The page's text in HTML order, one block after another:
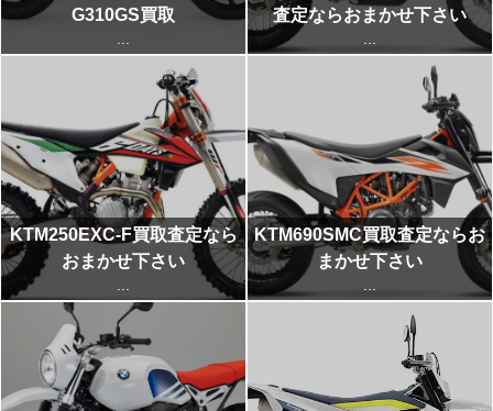
G310GS買取
査定ならおまかせ下さい
KTM250EXC-F買取査定なら
おまかせ下さい
KTM690SMC買取査定ならお
まかせ下さい